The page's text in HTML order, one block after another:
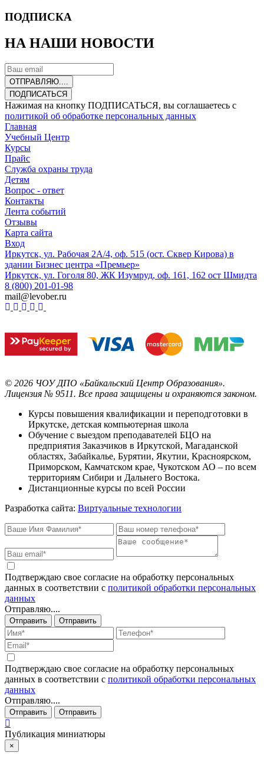
ПОДПИСКА
НА НАШИ НОВОСТИ
ОТПРАВЛЯЮ....
ПОДПИСАТЬСЯ
Нажимая на кнопку ПОДПИСАТЬСЯ, вы соглашаетесь с
политикой об обработке персональных данных
Главная
Учебный Центр
Курсы
Прайс
Служба охраны труда
Детям
Вопрос - ответ
Контакты
Лента событий
Отзывы
Карта сайта
Вход
Иркутск, ул. Рабочая 2А/4, оф. 515 (ост. Сквер Кирова) в
здании Бизнес центра «Премьер»
Иркутск, ул. Гоголя 80, ЖК Изумруд, оф. 161, 162 ост Шмидта
8 (800) 201-01-98
mail@levober.ru
© 2026 ЧОУ ДПО «Байкальский Центр Образования».
Лицензия № 9511. Все права защищены и охраняются законом.
Курсы повышения квалификации и переподготовки в
Иркутске, детская компьютерная школа
Обучение с выездом преподавателей БЦО на
предприятия Заказчиков в Иркутской, Магаданской
областях, Забайкалье, Бурятии, Якутии, Красноярском,
Приморском, Камчатском крае, Чукотском АО – по всем
территориям Сибири и Дальнего Востока.
Дистанционные курсы по всей России
Разработка сайта: Виртуальные технологии
Подтверждаю свое согласие на обработку персональных
данных в соответствии с политикой обработки персональных
данных
Отправляю....
Отправить Отправить
Подтверждаю свое согласие на обработку персональных
данных в соответствии с политикой обработки персональных
данных
Отправляю....
Отправить Отправить
Публикация миниатюры
×